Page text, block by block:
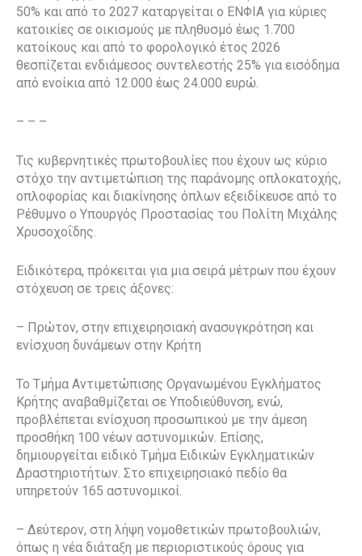
50% και από το 2027 καταργείται ο ΕΝΦΙΑ για κύριες
κατοικίες σε οικισμούς με πληθυσμό έως 1.700
κατοίκους και από το φορολογικό έτος 2026
θεσπίζεται ενδιάμεσος συντελεστής 25% για εισόδημα
από ενοίκια από 12.000 έως 24.000 ευρώ.
– – –
Τις κυβερνητικές πρωτοβουλίες που έχουν ως κύριο
στόχο την αντιμετώπιση της παράνομης οπλοκατοχής,
οπλοφορίας και διακίνησης όπλων εξειδίκευσε από το
Ρέθυμνο ο Υπουργός Προστασίας του Πολίτη Μιχάλης
Χρυσοχοΐδης.
Ειδικότερα, πρόκειται για μια σειρά μέτρων που έχουν
στόχευση σε τρεις άξονες:
– Πρώτον, στην επιχειρησιακή ανασυγκρότηση και
ενίσχυση δυνάμεων στην Κρήτη
Το Τμήμα Αντιμετώπισης Οργανωμένου Εγκλήματος
Κρήτης αναβαθμίζεται σε Υποδιεύθυνση, ενώ,
προβλέπεται ενίσχυση προσωπικού με την άμεση
προσθήκη 100 νέων αστυνομικών. Επίσης,
δημιουργείται ειδικό Τμήμα Ειδικών Εγκληματικών
Δραστηριοτήτων. Στο επιχειρησιακό πεδίο θα
υπηρετούν 165 αστυνομικοί.
– Δεύτερον, στη λήψη νομοθετικών πρωτοβουλιών,
όπως η νέα διάταξη με περιοριστικούς όρους για